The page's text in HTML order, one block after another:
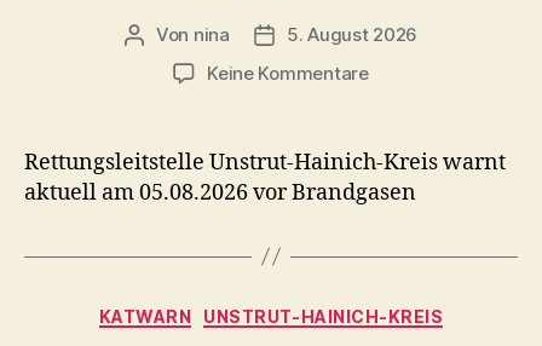
Beitragsautor
Von nina Veröffentlichungsdatum
5. August 2026
Keine Kommentarezu
durch
–
Rettungsleitstelle Unstrut-Hainich-Kreis warnt
aktuell am 05.08.2026 vor Brandgasen
Kategorien
KATWARN UNSTRUT-HAINICH-KREIS